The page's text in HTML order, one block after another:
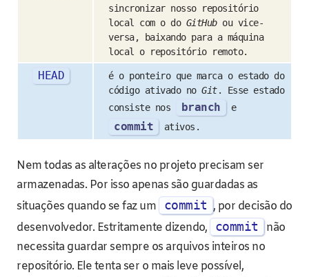
sincronizar nosso repositório
local com o do GitHubou vice-
versa, baixando para a máquina
local o repositório remoto.
HEAD
é o ponteiro que marca o estado do
código ativado noGit. Esse estado
consiste nos
branch e
commit ativos.
Nem todas as alterações no projeto precisam ser
armazenadas. Por isso apenas são guardadas as
situações quando se faz um
commit , por decisão do
desenvolvedor. Estritamente dizendo,
commit
não
necessita guardar sempre os arquivos inteiros no
repositório. Ele tenta ser o mais leve possível,